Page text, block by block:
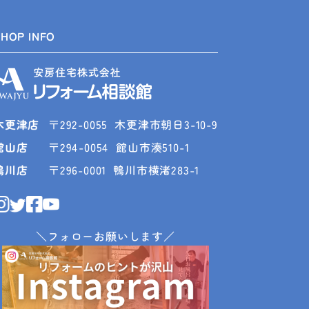
INFO
更津店 〒292-0055 木更津市朝日3-10-9
山店 〒294-0054 館山市湊510-1
川店 〒296-0001 鴨川市横渚283-1
＼フォローお願いします／